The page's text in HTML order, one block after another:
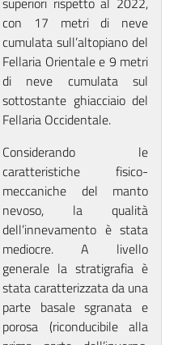
con 17 metri di neve
cumulata sull’altopiano del
Fellaria Orientale e 9 metri
di neve cumulata sul
sottostante ghiacciaio del
Fellaria Occidentale.
Considerando le
caratteristiche fisico-
meccaniche del manto
nevoso, la qualità
dell’innevamento è stata
mediocre. A livello
generale la stratigrafia è
stata caratterizzata da una
parte basale sgranata e
porosa (riconducibile alla